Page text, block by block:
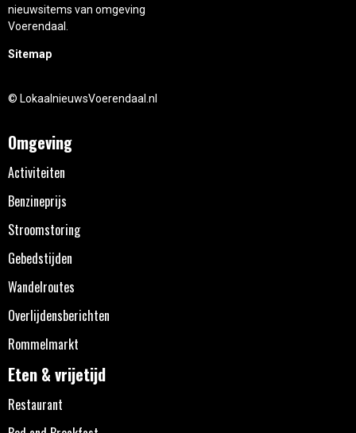
nieuwsitems van omgeving
Voerendaal.
Sitemap
© LokaalnieuwsVoerendaal.nl
Omgeving
Activiteiten
Benzineprijs
Stroomstoring
Gebedstijden
Wandelroutes
Overlijdensberichten
Rommelmarkt
Eten & vrijetijd
Restaurant